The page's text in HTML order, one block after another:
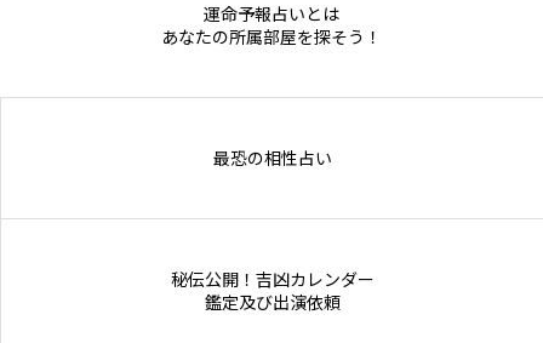
運命予報占いとは
あなたの所属部屋を探そう！
最恐の相性占い
秘伝公開！吉凶カレンダー
鑑定及び出演依頼